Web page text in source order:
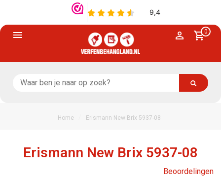
0
Home Erismann New Brix 5937-08
Erismann New Brix 5937-08
Beoordelingen